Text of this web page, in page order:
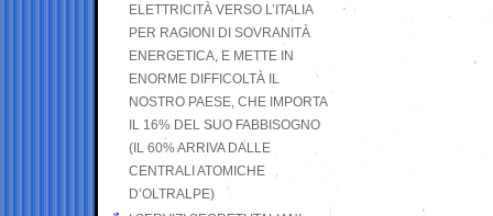
ELETTRICITÀ VERSO L’ITALIA
PER RAGIONI DI SOVRANITÀ
ENERGETICA, E METTE IN
ENORME DIFFICOLTÀ IL
NOSTRO PAESE, CHE IMPORTA
IL 16% DEL SUO FABBISOGNO
(IL 60% ARRIVA DALLE
CENTRALI ATOMICHE
D’OLTRALPE)